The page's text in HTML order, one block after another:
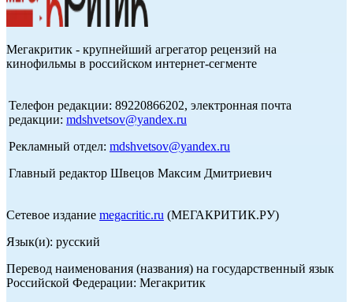
Мегакритик - крупнейший агрегатор рецензий на
кинофильмы в российском интернет-сегменте
Телефон редакции: 89220866202, электронная почта
редакции: mdshvetsov@yandex.ru
Рекламный отдел: mdshvetsov@yandex.ru
Главный редактор Швецов Максим Дмитриевич
Сетевое издание megacritic.ru (МЕГАКРИТИК.РУ)
Язык(и): русский
Перевод наименования (названия) на государственный язык
Российской Федерации: Мегакритик